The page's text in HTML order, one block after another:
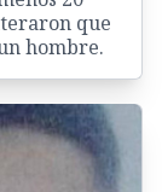
que
hombre.